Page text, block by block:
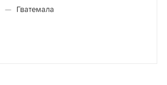
— Гватемала